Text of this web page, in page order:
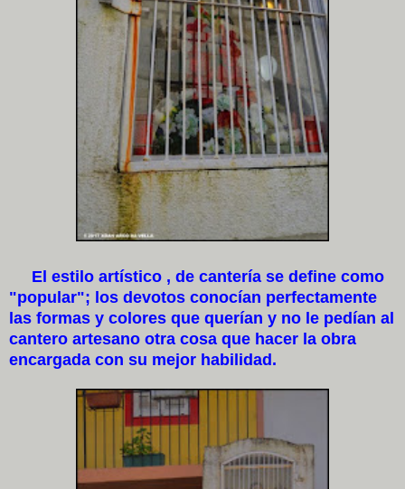
El estilo artístico , de cantería se define como
"popular"; los devotos conocían perfectamente
las formas y colores que querían y no le pedían al
cantero artesano otra cosa que hacer la obra
encargada con su mejor habilidad.